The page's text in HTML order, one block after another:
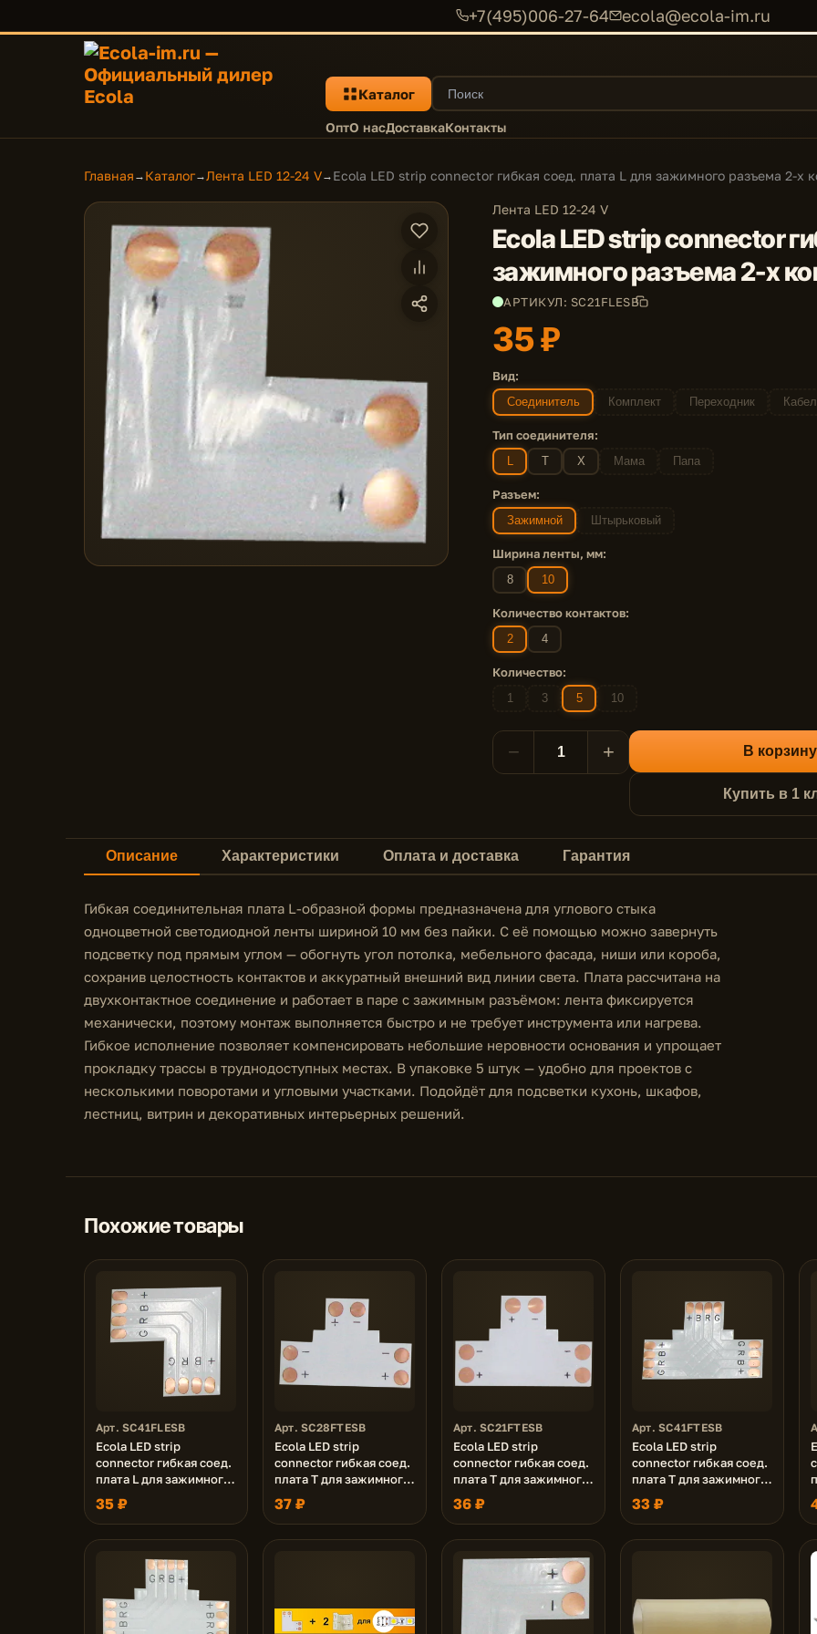
+7(495)006-27-64 ecola@ecola-im.ru
Каталог
ОптО насДоставкаКонтакты
Главная → Каталог→Лента LED 12-24 V→ Ecola LED strip connector гибкая соед. плата L для зажимного разъема 2-х
Лента LED 12-24 V
Ecola LED strip connector
зажимного разъема 2-х
АРТИКУЛ: SC21FLESB
35 ₽
Вид:
Соединитель Комплект Переходник
Тип соединителя:
L T X Мама Папа
Разъем:
Зажимной Штырьковый
Ширина ленты, мм:
8 10
Количество контактов:
2 4
Количество:
1 3 5 10
− + В корзину
Купить в 1
Описание Характеристики Оплата и доставка Гарантия
Гибкая соединительная плата L-образной формы предназначена для углового стыка
одноцветной светодиодной ленты шириной 10 мм без пайки. С её помощью можно завернуть
подсветку под прямым углом — обогнуть угол потолка, мебельного фасада, ниши или короба,
сохранив целостность контактов и аккуратный внешний вид линии света. Плата рассчитана на
двухконтактное соединение и работает в паре с зажимным разъёмом: лента фиксируется
механически, поэтому монтаж выполняется быстро и не требует инструмента или нагрева.
Гибкое исполнение позволяет компенсировать небольшие неровности основания и упрощает
прокладку трассы в труднодоступных местах. В упаковке 5 штук — удобно для проектов с
несколькими поворотами и угловыми участками. Подойдёт для подсветки кухонь, шкафов,
лестниц, витрин и декоративных интерьерных решений.
Похожие товары
Арт. SC41FLESB
Ecola LED strip
connector гибкая соед.
плата L для зажимного
разъема 4-х конт. 10
mm уп. 5 шт.
35 ₽
Арт. SC28FTESB
Ecola LED strip
connector гибкая соед.
плата T для зажимного
разъема 2-х конт. 8 mm
уп. 5 шт.
37 ₽
Арт. SC21FTESB
Ecola LED strip
connector гибкая соед.
плата T для зажимного
разъема 2-х конт. 10
mm уп. 5 шт.
36 ₽
Арт. SC41FTESB
Ecola LED strip
connector гибкая соед.
плата T для зажимного
разъема 4-х конт. 10
mm уп. 5 шт.
33 ₽